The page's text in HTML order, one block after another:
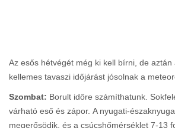
Az esős hétvégét még ki kell bírni, de aztán
kellemes tavaszi időjárást jósolnak a
Szombat: Borult időre számíthatunk.
várható eső és zápor. A nyugati-
megerősödik, és a csúcshőmérséklet 7-13